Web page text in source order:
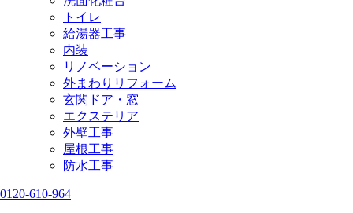
トイレ
給湯器工事
内装
リノベーション
外まわりリフォーム
玄関ドア・窓
エクステリア
外壁工事
屋根工事
防水工事
0120-610-964